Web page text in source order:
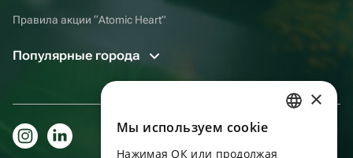
Правила акции “Atomic Heart”
Популярные города
×
Мы используем сookie
Нажимая ОК или продолжая